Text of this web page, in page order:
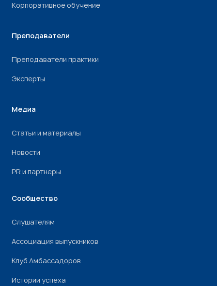
Корпоративное обучение
Преподаватели
Преподаватели практики
Эксперты
Медиа
Статьи и материалы
Новости
PR и партнеры
Сообщество
Слушателям
Ассоциация выпускников
Клуб Амбассадоров
Истории успеха